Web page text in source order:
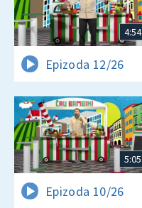
4:54
Epizoda 12/26
5:05
Epizoda 10/26